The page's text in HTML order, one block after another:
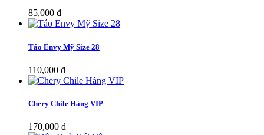
85,000 đ
Táo Envy Mỹ Size 28
110,000 đ
Chery Chile Hàng VIP
170,000 đ